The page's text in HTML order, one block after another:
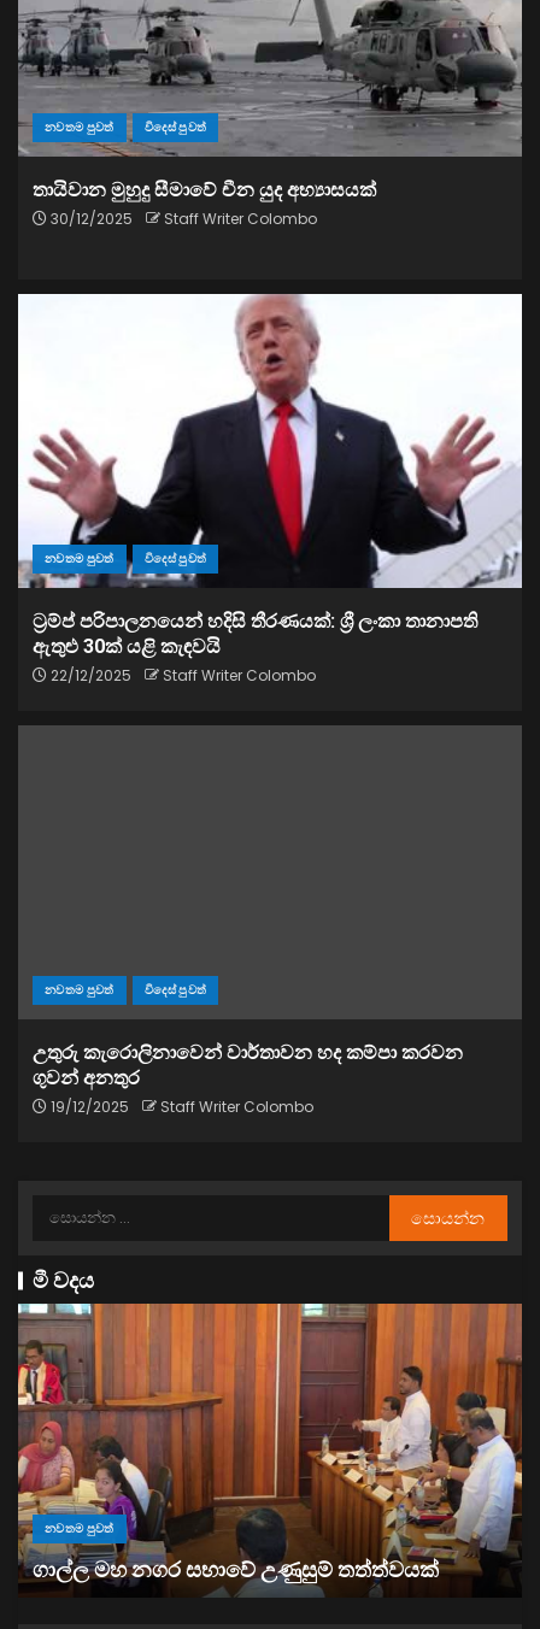
නවතම පුවත් විදෙස් පුවත්
තායිවාන මුහුදු සීමාවේ චීන යුද අභ්‍යාසයක්
30/12/2025 Staff Writer Colombo
නවතම පුවත් විදෙස් පුවත්
ට්‍රම්ප් පරිපාලනයෙන් හදිසි තීරණයක්: ශ්‍රී ලංකා තානාපති
ඇතුළු 30ක් යළි කැඳවයි
22/12/2025 Staff Writer Colombo
නවතම පුවත් විදෙස් පුවත්
උතුරු කැරොලිනාවෙන් වාර්තාවන හද කම්පා කරවන
ගුවන් අනතුර
19/12/2025 Staff Writer Colombo
මී වදය
නවතම පුවත්
“ඉවත් වෙනු” තිබුණත්, මෙරට අයිස් මත්ද්‍රව්‍ය භාවිතය
ඉහළට